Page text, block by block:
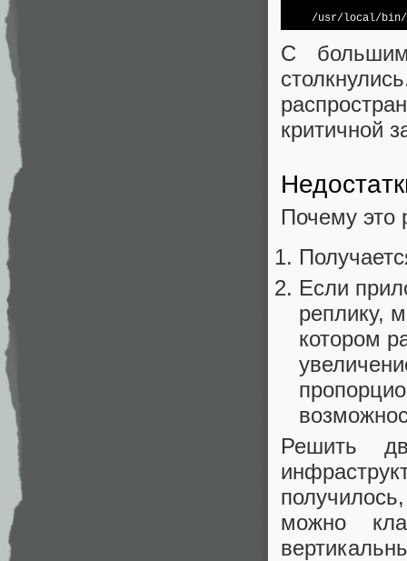
/usr/ local/bin/
С
критичной
Почему это
Если
реплику,
котором
Решить
можно